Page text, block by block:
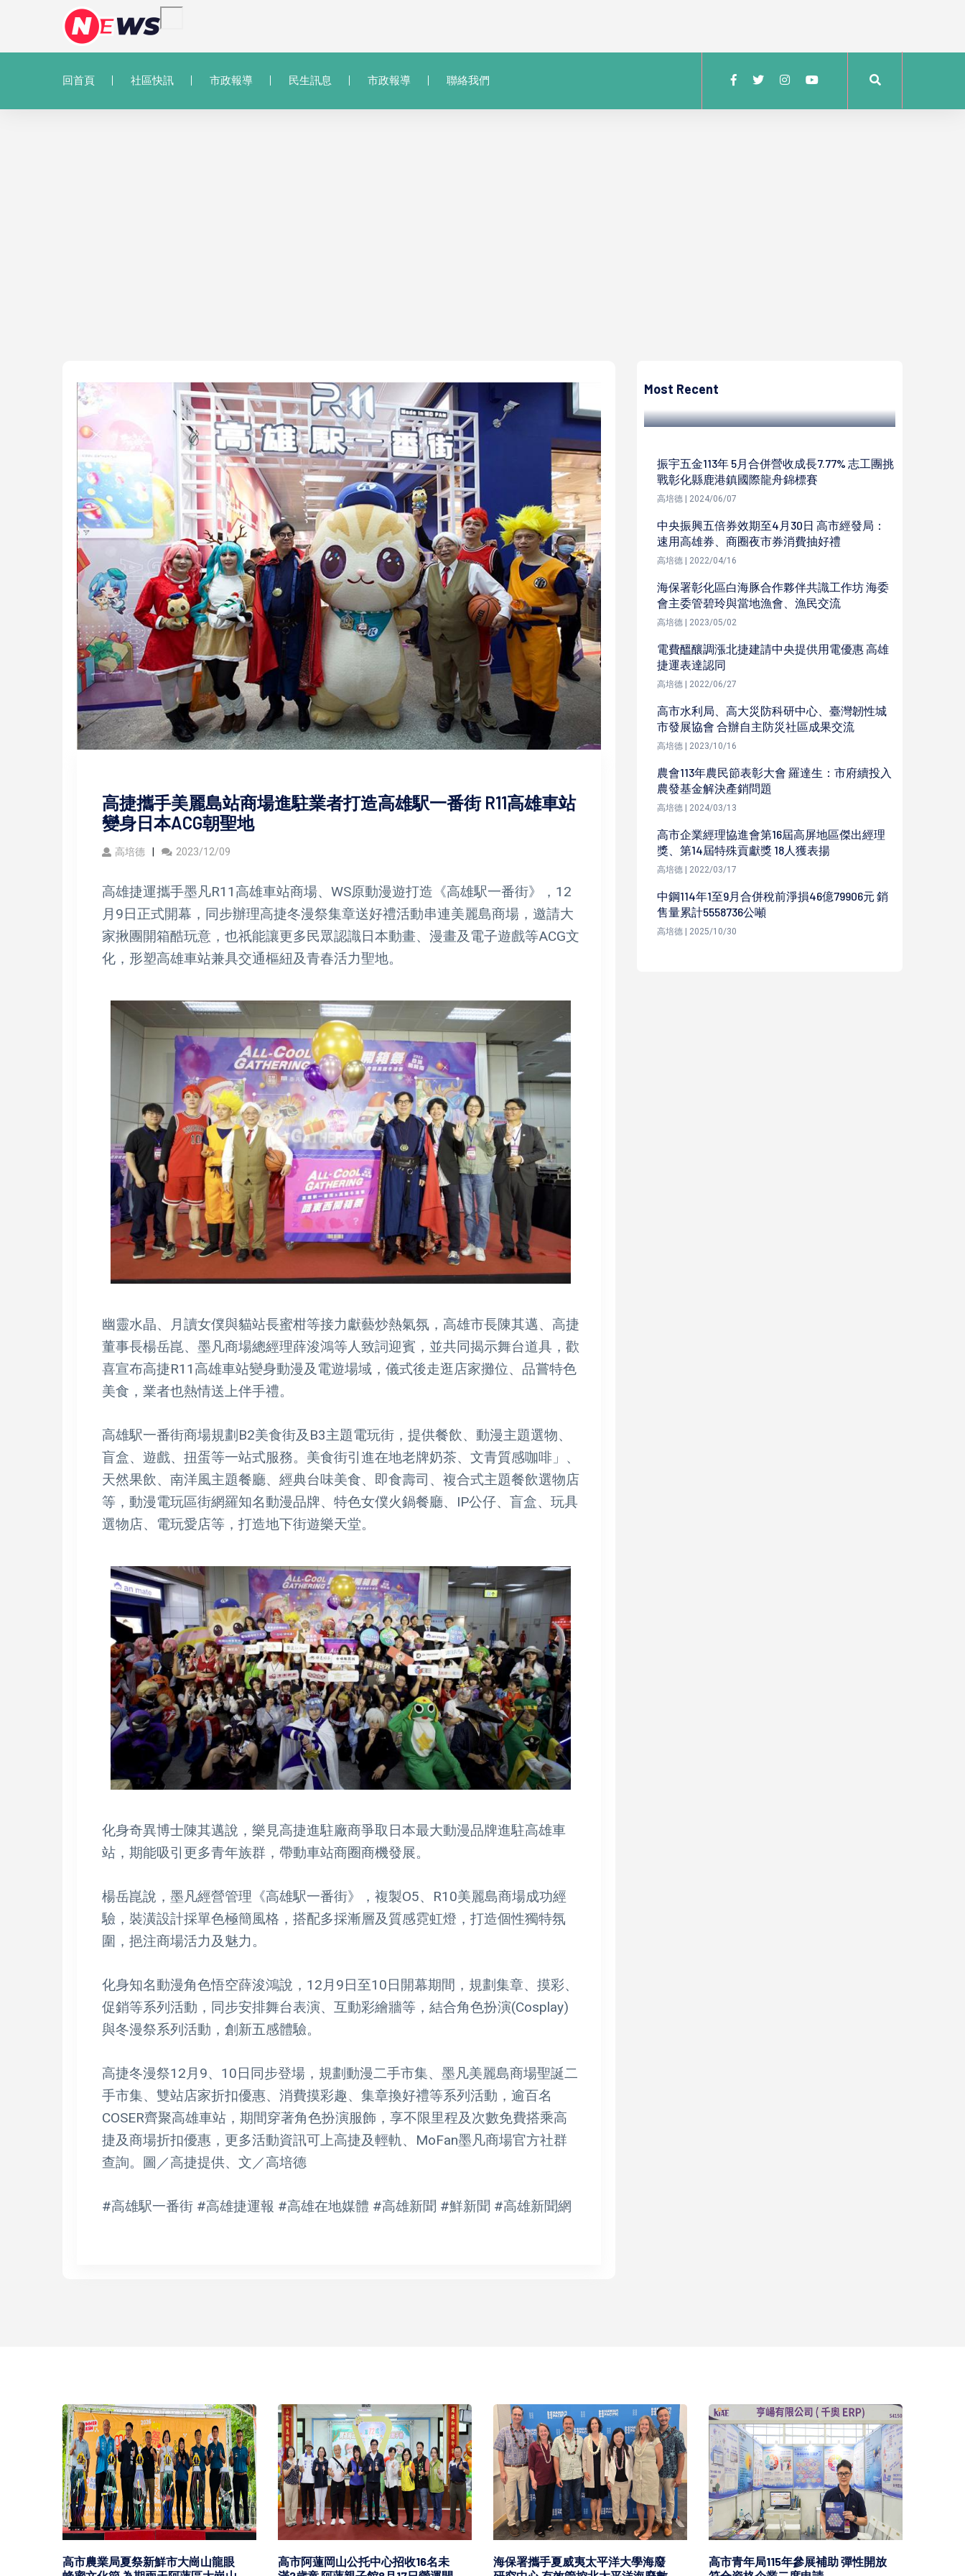
回首頁 社區快訊 市政報導 民生訊息 市政報導 聯絡我們
高捷攜手美麗島站商場進駐業者打造高雄駅一番街 R11高雄車站
變身日本ACG朝聖地
高培德 2023/12/09
高雄捷運攜手墨凡R11高雄車站商場、WS原動漫遊打造《高雄駅一番街》，12
月9日正式開幕，同步辦理高捷冬漫祭集章送好禮活動串連美麗島商場，邀請大
家揪團開箱酷玩意，也祇能讓更多民眾認識日本動畫、漫畫及電子遊戲等ACG文
化，形塑高雄車站兼具交通樞紐及青春活力聖地。
幽靈水晶、月讀女僕與貓站長蜜柑等接力獻藝炒熱氣氛，高雄市長陳其邁、高捷
董事長楊岳崑、墨凡商場總經理薛浚鴻等人致詞迎賓，並共同揭示舞台道具，歡
喜宣布高捷R11高雄車站變身動漫及電遊場域，儀式後走逛店家攤位、品嘗特色
美食，業者也熱情送上伴手禮。
高雄駅一番街商場規劃B2美食街及B3主題電玩街，提供餐飲、動漫主題選物、
盲盒、遊戲、扭蛋等一站式服務。美食街引進在地老牌奶茶、文青質感咖啡」、
天然果飲、南洋風主題餐廳、經典台味美食、即食壽司、複合式主題餐飲選物店
等，動漫電玩區街網羅知名動漫品牌、特色女僕火鍋餐廳、IP公仔、盲盒、玩具
選物店、電玩愛店等，打造地下街遊樂天堂。
化身奇異博士陳其邁說，樂見高捷進駐廠商爭取日本最大動漫品牌進駐高雄車
站，期能吸引更多青年族群，帶動車站商圈商機發展。
楊岳崑說，墨凡經營管理《高雄駅一番街》，複製O5、R10美麗島商場成功經
驗，裝潢設計採單色極簡風格，搭配多採漸層及質感霓虹燈，打造個性獨特氛
圍，挹注商場活力及魅力。
化身知名動漫角色悟空薛浚鴻說，12月9日至10日開幕期間，規劃集章、摸彩、
促銷等系列活動，同步安排舞台表演、互動彩繪牆等，結合角色扮演(Cosplay)
與冬漫祭系列活動，創新五感體驗。
高捷冬漫祭12月9、10日同步登場，規劃動漫二手市集、墨凡美麗島商場聖誕二
手市集、雙站店家折扣優惠、消費摸彩趣、集章換好禮等系列活動，逾百名
COSER齊聚高雄車站，期間穿著角色扮演服飾，享不限里程及次數免費搭乘高
捷及商場折扣優惠，更多活動資訊可上高捷及輕軌、MoFan墨凡商場官方社群
查詢。圖／高捷提供、文／高培德
#高雄駅一番街 #高雄捷運報 #高雄在地媒體 #高雄新聞 #鮮新聞 #高雄新聞網
Most Recent
大健美系師生摘1金1銀2新人獎
振宇五金113年 5月合併營收成長7.77% 志工團挑
戰彰化縣鹿港鎮國際龍舟錦標賽
高培德 | 2024/06/07
中央振興五倍券效期至4月30日 高市經發局：
速用高雄券、商圈夜市券消費抽好禮
高培德 | 2022/04/16
海保署彰化區白海豚合作夥伴共識工作坊 海委
會主委管碧玲與當地漁會、漁民交流
高培德 | 2023/05/02
電費醞釀調漲北捷建請中央提供用電優惠 高雄
捷運表達認同
高培德 | 2022/06/27
高市水利局、高大災防科研中心、臺灣韌性城
市發展協會 合辦自主防災社區成果交流
高培德 | 2023/10/16
農會113年農民節表彰大會 羅達生：市府續投入
農發基金解決產銷問題
高培德 | 2024/03/13
高市企業經理協進會第16屆高屏地區傑出經理
獎、第14屆特殊貢獻獎 18人獲表揚
高培德 | 2022/03/17
中鋼114年1至9月合併稅前淨損46億79906元 銷
售量累計5558736公噸
高培德 | 2025/10/30
高市農業局夏祭新鮮市大崗山龍眼
高市阿蓮岡山公托中心招收16名未
海保署攜手夏威夷太平洋大學海廢
高市青年局115年參展補助 彈性開放